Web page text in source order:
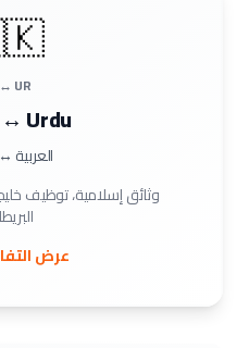
UR
Urdu
العربية
وثائق إسلامية، توظيف
عرض